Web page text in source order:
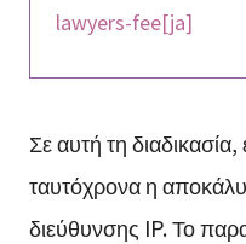
lawyers-fee[ja]
Σε αυτή τη διαδικασία,
ταυτόχρονα η
διεύθυνσης IP. Το